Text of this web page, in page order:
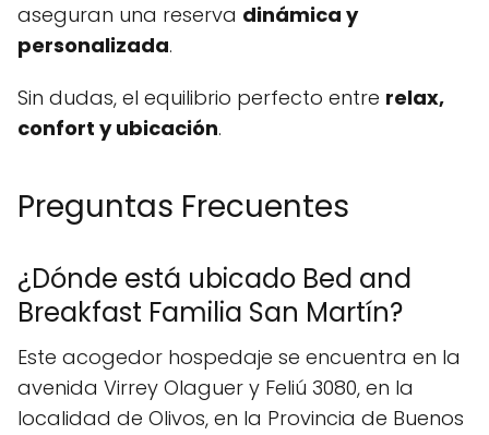
aseguran una reserva dinámica y
personalizada.
Sin dudas, el equilibrio perfecto entre relax,
confort y ubicación.
Preguntas Frecuentes
¿Dónde está ubicado Bed and
Breakfast Familia San Martín?
Este acogedor hospedaje se encuentra en la
avenida Virrey Olaguer y Feliú 3080, en la
localidad de Olivos, en la Provincia de Buenos